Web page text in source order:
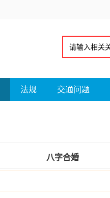
法规 交通问题
八字合婚